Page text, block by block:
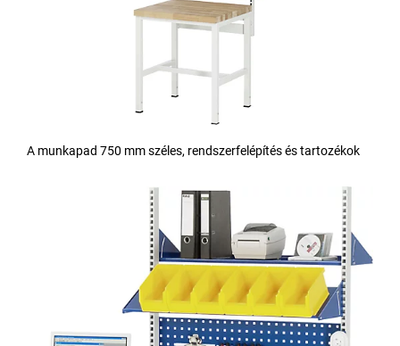
A munkapad 750 mm széles, rendszerfelépítés és tartozékok